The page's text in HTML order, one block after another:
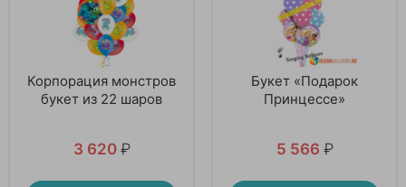
Корпорация монстров
букет из 22 шаров
3 620 ₽
Букет «Подарок
Принцессе»
5 566 ₽